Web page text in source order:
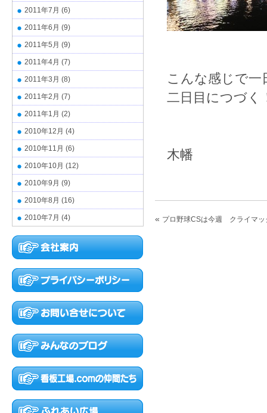
こんな感じで一
二日目につづく
木幡
« プロ野球CSは今週 クライマッ
2011年7月 (6)
2011年6月 (9)
2011年5月 (9)
2011年4月 (7)
2011年3月 (8)
2011年2月 (7)
2011年1月 (2)
2010年12月 (4)
2010年11月 (6)
2010年10月 (12)
2010年9月 (9)
2010年8月 (16)
2010年7月 (4)